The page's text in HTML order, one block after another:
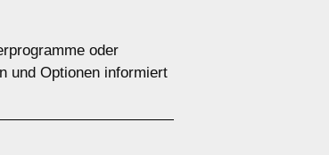
oder
und Optionen informiert